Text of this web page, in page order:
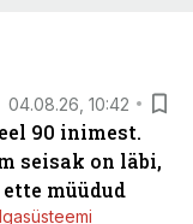
04.08.26, 10:42
90 inimest.
seisak on läbi,
müüdud